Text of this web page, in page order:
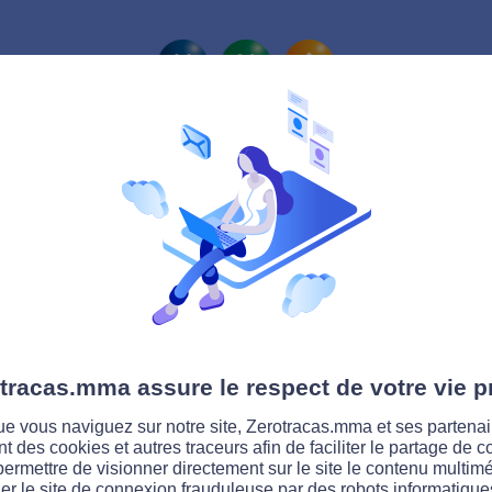
La route Zérotracas
amendes change
excès de vitesse sont désormais
dépassement.
la même amende forfaitaire de 135 euros (90
assure le respect de votre vie
vous naviguez sur notre site, Zerotracas.mma et ses
des cookies et autres traceurs afin de faciliter le partage de
de visionner directement sur le site le contenu